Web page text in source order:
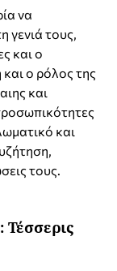
να
γενιά τους,
και ο
ο ρόλος της
και
και
τους.
Τέσσερις